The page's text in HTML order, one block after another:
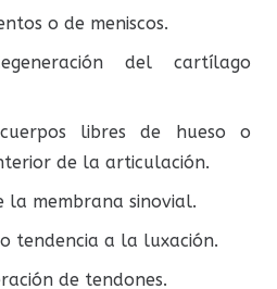
o de meniscos.
del cartílago
libres de hueso o
de la articulación.
la membrana sinovial.
tendencia a la luxación.
de tendones.